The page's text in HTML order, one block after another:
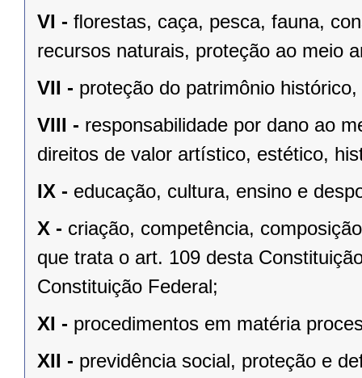
VI - ﬂorestas, caça, pesca, fauna,
recursos naturais, proteção ao meio
VII - proteção do patrimônio
VIII - responsabilidade por dano ao
direitos de valor artístico, estético,
IX - educação, cultura, ensino e
X - criação, competência,
que trata o art. 109 desta
Constituição Federal;
XI - procedimentos em matéria
XII - previdência social, proteção e